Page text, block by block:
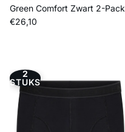
Green Comfort Zwart 2-Pack
Reguliere prijs
€26,10
2
STUKS